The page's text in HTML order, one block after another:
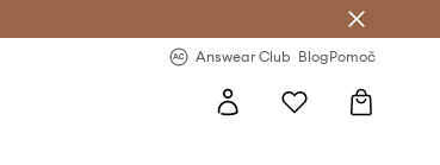
Answear Club BlogPomoč